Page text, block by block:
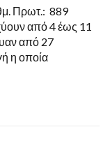
COVID-
19
04
ΕΩΣ
Πρωτ.: 889
από 4 έως 11
από 27
η οποία